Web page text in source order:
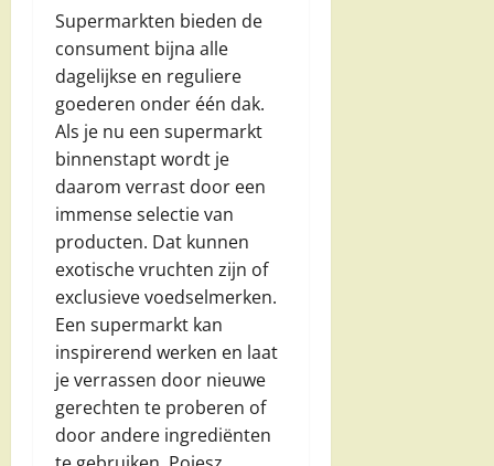
Supermarkten bieden de
consument bijna alle
dagelijkse en reguliere
goederen onder één dak.
Als je nu een supermarkt
binnenstapt wordt je
daarom verrast door een
immense selectie van
producten. Dat kunnen
exotische vruchten zijn of
exclusieve voedselmerken.
Een supermarkt kan
inspirerend werken en laat
je verrassen door nieuwe
gerechten te proberen of
door andere ingrediënten